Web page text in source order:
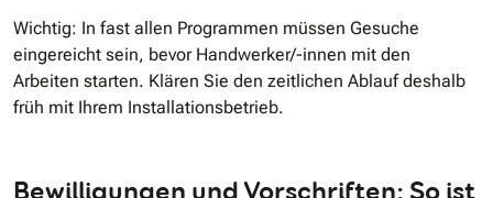
Wichtig: In fast allen Programmen müssen Gesuche
eingereicht sein, bevor Handwerker/-innen mit den
Arbeiten starten. Klären Sie den zeitlichen Ablauf deshalb
früh mit Ihrem Installationsbetrieb.